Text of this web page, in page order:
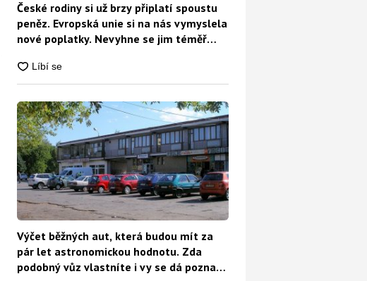
České rodiny si už brzy připlatí spoustu
peněz. Evropská unie si na nás vymyslela
nové poplatky. Nevyhne se jim téměř
Výčet běžných aut, která budou mít za
pár let astronomickou hodnotu. Zda
podobný vůz vlastníte i vy se dá poznat